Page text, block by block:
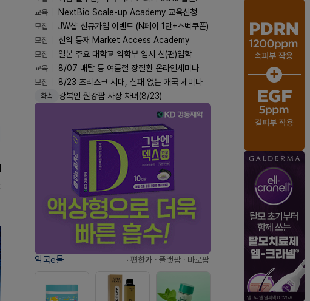
교육
NextBio Scale-up Academy 교육신청
모집
JW샵 신규가입 이벤트 (N페이 1만+스벅쿠폰)
모집
신약 등재 Market Access Academy
모집
일본 주요 대학교 약학부 입시 신(편)입학
교육
8/07 배탈 등 여름철 장질환 온라인세미나
모집
8/23 초리스크 시대, 실패 없는 개국 세미나
화촉 강복인 원강팜 사장 차녀(8/23)
약국e몰 · 편한가 · 플랫팜 · 바로팜